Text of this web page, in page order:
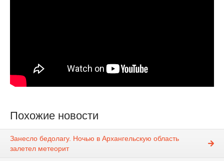
Похожие новости
Занесло бедолагу. Ночью в Архангельскую область
залетел метеорит